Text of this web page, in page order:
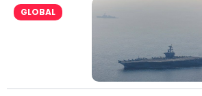
GLOBAL